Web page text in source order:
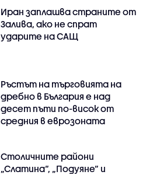
Иран заплашва страните от
Залива, ако не спрат
ударите на САЩ
Ръстът на търговията на
дребно в България е над
десет пъти по-висок от
средния в еврозоната
Столичните райони
„Слатина“, „Подуяне“ и